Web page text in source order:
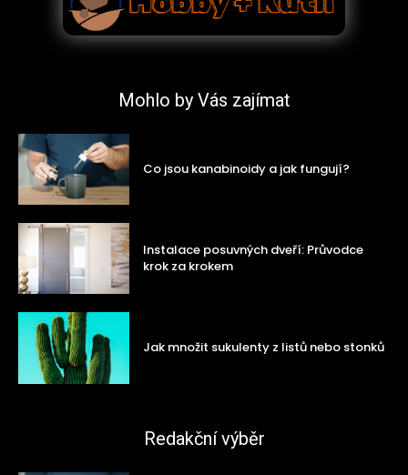
Mohlo by Vás zajímat
Co jsou kanabinoidy a jak fungují?
Instalace posuvných dveří: Průvodce
krok za krokem
Jak množit sukulenty z listů nebo stonků
Redakční výběr